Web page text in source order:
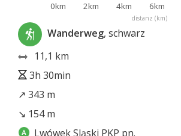
distanz (km)
0km 2km 4km 6km
Wanderweg, schwarz
11,1 km
3h 30min
↗ 343 m
↘ 154 m
Lwówek Sląski PKP pn.